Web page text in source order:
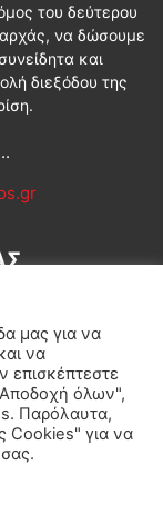
του δεύτερου
να δώσουμε
και
διεξόδου της
Κοινωνία
μας για να
να
επισκέπτεστε
όλων",
Παρόλαυτα,
Cookies" για να